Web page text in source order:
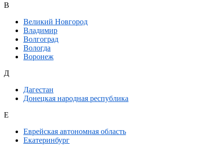
В
Великий Новгород
Владимир
Волгоград
Вологда
Воронеж
Д
Дагестан
Донецкая народная республика
Е
Еврейская автономная область
Екатеринбург